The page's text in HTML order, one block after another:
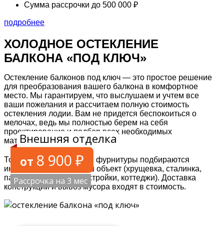
Сумма рассрочки до 500 000 ₽
подробнее
ХОЛОДНОЕ ОСТЕКЛЕНИЕ
БАЛКОНА «ПОД КЛЮЧ»
Остекление балконов под ключ — это простое решение
для преобразования вашего балкона в комфортное
место. Мы гарантируем, что выслушаем и учтем все
ваши пожелания и рассчитаем полную стоимость
остекления лодии. Вам не придется беспокоиться о
мелочах, ведь мы полностью берем на себя
проектирование и подбор всех необходимых
материалов!
Толщина профиля и тип фурнитуры подбираются
индивидуально под ваш объект (хрущевка, сталинка,
панельные дома, новостройки, коттеджи). Доставка
конструкций и вывоз мусора входят в стоимость.
Внешняя отделка
8 900
Рассрочка на 3 мес